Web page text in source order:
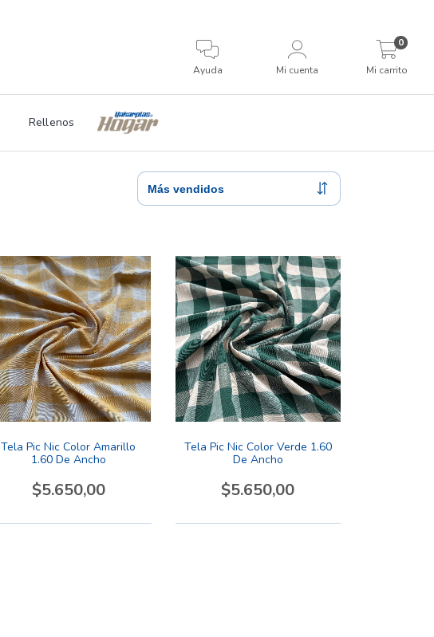
Ayuda Mi cuenta Mi carrito
0
Rellenos
Tela Pic Nic Color Amarillo
1.60 De Ancho
$5.650,00
Tela Pic Nic Color Verde 1.60
De Ancho
$5.650,00